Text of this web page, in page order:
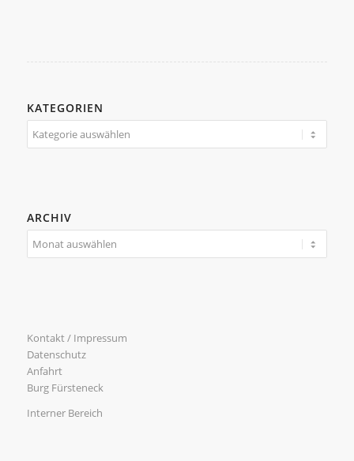
KATEGORIEN
Kategorien
ARCHIV
Kontakt / Impressum
Datenschutz
Anfahrt
Burg Fürsteneck
Interner Bereich